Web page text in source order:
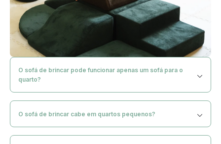
O sofá de brincar pode funcionar apenas um sofá para o
quarto?
Com certeza! O Sofá de brincar te dá muitas possibilidades
de montagem para deixar a imaginação fluir, mas ele também
O sofá de brincar cabe em quartos pequenos?
Nossos designs são compactos e super fáceis de adaptar